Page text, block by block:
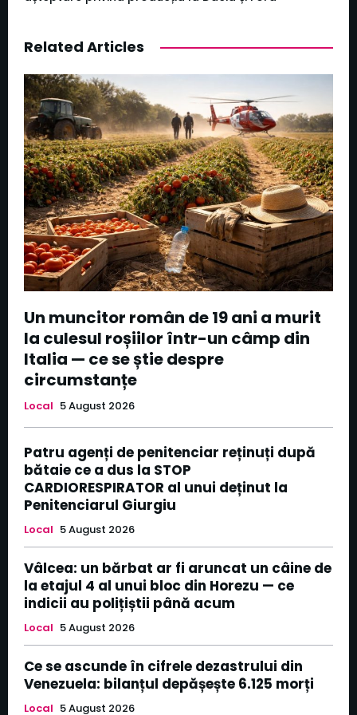
Related Articles
Un muncitor român de 19 ani a murit
la culesul roșiilor într-un câmp din
Italia — ce se știe despre
circumstanțe
Local 5 August 2026
Patru agenți de penitenciar reținuți după
bătaie ce a dus la STOP
CARDIORESPIRATOR al unui deținut la
Penitenciarul Giurgiu
Local 5 August 2026
Vâlcea: un bărbat ar fi aruncat un câine de
la etajul 4 al unui bloc din Horezu — ce
indicii au polițiștii până acum
Local 5 August 2026
Ce se ascunde în cifrele dezastrului din
Venezuela: bilanțul depășește 6.125 morți
Local 5 August 2026